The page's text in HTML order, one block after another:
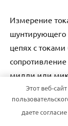
Измерение
шунтирующего
цепях с
милли или
при полном
Этот веб-
даете